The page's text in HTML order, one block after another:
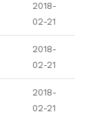
2018-
02-21
2018-
02-21
2018-
02-21